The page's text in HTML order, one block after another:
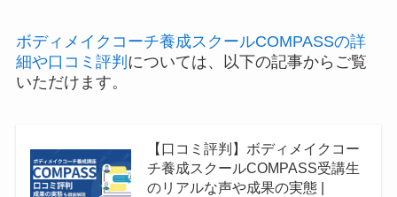
ボディメイクコーチ養成スクールCOMPASSの詳
細や口コミ評判 については、以下の記事からご覧
いただけます。
【口コミ評判】ボディメイクコー
チ養成スクールCOMPASS受講生
のリアルな声や成果の実態 |